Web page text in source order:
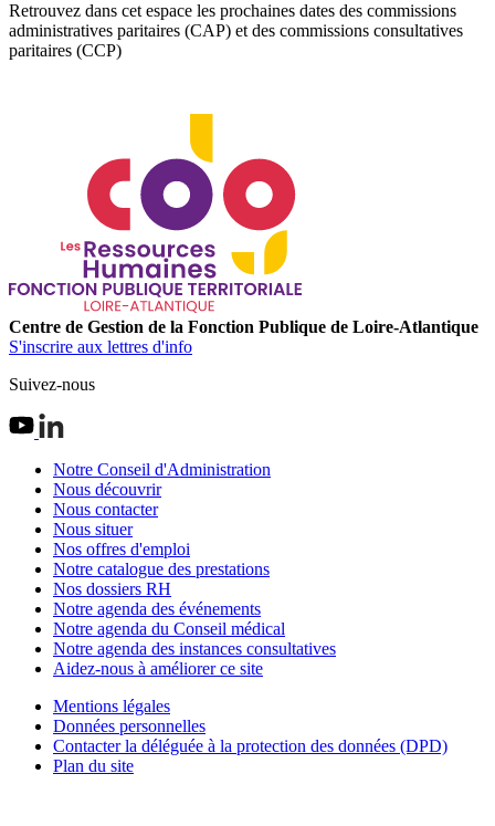
Retrouvez dans cet espace les prochaines dates des commissions
administratives paritaires (CAP) et des commissions consultatives
paritaires (CCP)
Centre de Gestion de la Fonction Publique de Loire-Atlantique
S'inscrire aux lettres d'info
Suivez-nous
Notre Conseil d'Administration
Nous découvrir
Nous contacter
Nous situer
Nos offres d'emploi
Notre catalogue des prestations
Nos dossiers RH
Notre agenda des événements
Notre agenda du Conseil médical
Notre agenda des instances consultatives
Aidez-nous à améliorer ce site
Mentions légales
Données personnelles
Contacter la déléguée à la protection des données (DPD)
Plan du site